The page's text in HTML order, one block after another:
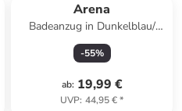
Arena
Badeanzug in Dunkelblau/
Rosa
-55%
ab: 19,99 €
UVP: 44,95 €*